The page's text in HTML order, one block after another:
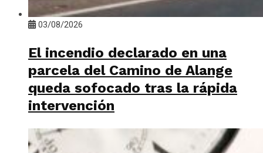
03/08/2026
El incendio declarado en una
parcela del Camino de Alange
queda sofocado tras la rápida
intervención